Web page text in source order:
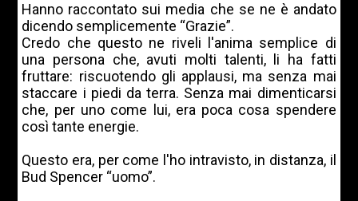
Hanno raccontato sui media che se ne è andato
dicendo semplicemente “Grazie”.
Credo che questo ne riveli l'anima semplice di
una persona che, avuti molti talenti, li ha fatti
fruttare: riscuotendo gli applausi, ma senza mai
staccare i piedi da terra. Senza mai dimenticarsi
che, per uno come lui, era poca cosa spendere
così tante energie.
Questo era, per come l'ho intravisto, in distanza, il
Bud Spencer “uomo”.